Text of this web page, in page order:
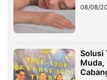
08/08/
Solusi
Muda,